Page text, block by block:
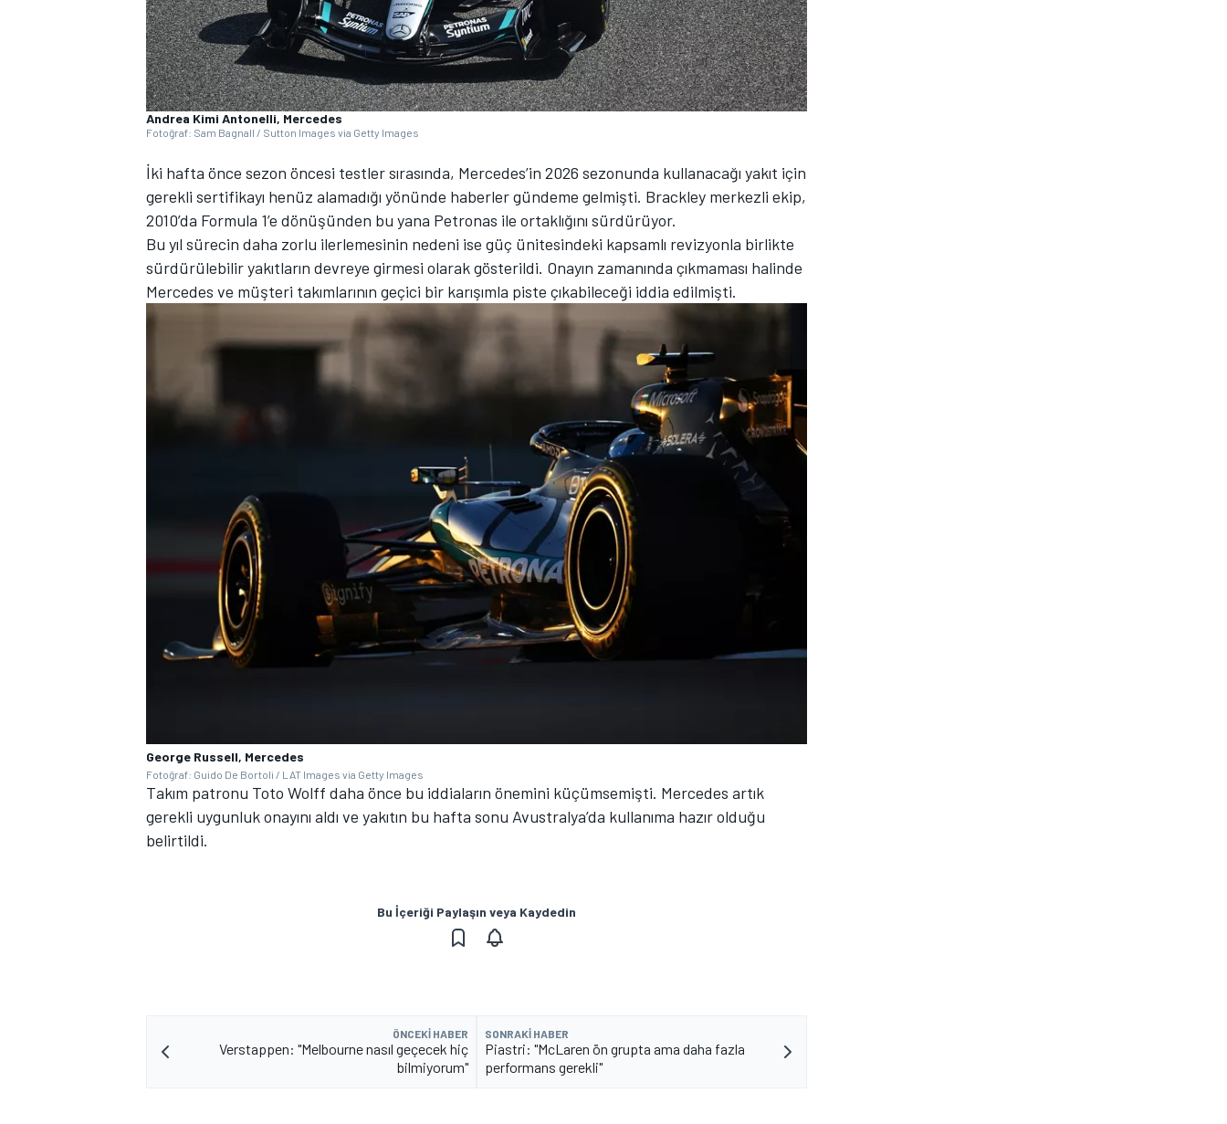
WRC
TÜRK SPORCULAR
Andrea Kimi Antonelli, Mercedes
Fotoğraf: Sam Bagnall / Sutton Images via Getty Images
İki hafta önce sezon öncesi testler sırasında, Mercedes’in 2026 sezonunda kullanacağı yakıt için
gerekli sertifikayı henüz alamadığı yönünde haberler gündeme gelmişti. Brackley merkezli ekip,
2010’da Formula 1’e dönüşünden bu yana Petronas ile ortaklığını sürdürüyor.
Bu yıl sürecin daha zorlu ilerlemesinin nedeni ise güç ünitesindeki kapsamlı revizyonla birlikte
sürdürülebilir yakıtların devreye girmesi olarak gösterildi. Onayın zamanında çıkmaması halinde
Mercedes ve müşteri takımlarının geçici bir karışımla piste çıkabileceği iddia edilmişti.
George Russell, Mercedes
Fotoğraf: Guido De Bortoli / LAT Images via Getty Images
Takım patronu Toto Wolff daha önce bu iddiaların önemini küçümsemişti. Mercedes artık
gerekli uygunluk onayını aldı ve yakıtın bu hafta sonu Avustralya’da kullanıma hazır olduğu
belirtildi.
Bu İçeriği Paylaşın veya Kaydedin
ÖNCEKI HABER
Verstappen: "Melbourne nasıl geçecek hiç
bilmiyorum"
SONRAKI HABER
Piastri: "McLaren ön grupta ama daha fazla
performans gerekli"